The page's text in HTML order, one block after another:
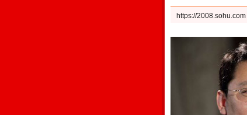
https://2008.sohu.com